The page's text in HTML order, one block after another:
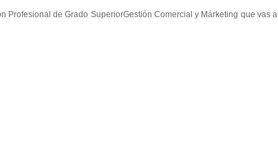
Profesional de Grado SuperiorGestión Comercial y Márketing que vas a